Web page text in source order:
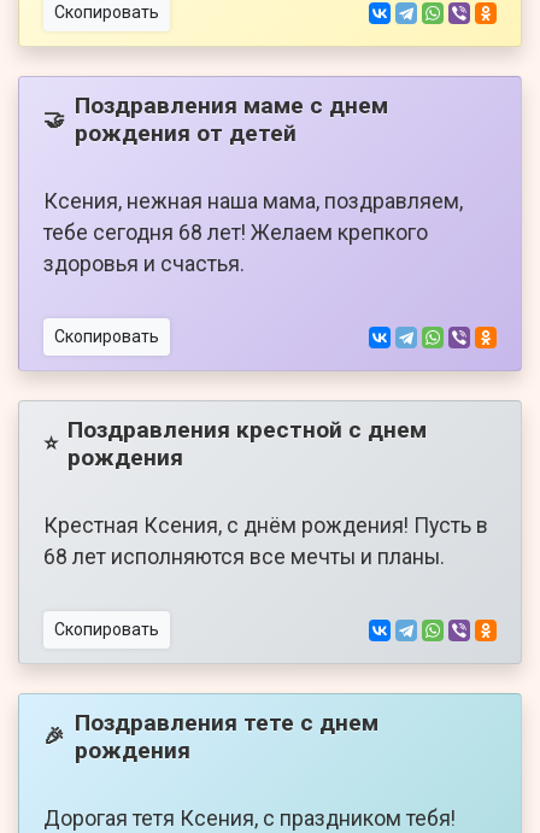
Скопировать
🤝 Поздравления маме с днем
рождения от детей
Ксения, нежная наша мама, поздравляем,
тебе сегодня 68 лет! Желаем крепкого
здоровья и счастья.
Скопировать
⭐ Поздравления крестной с днем
рождения
Крестная Ксения, с днём рождения! Пусть в
68 лет исполняются все мечты и планы.
Скопировать
🎉 Поздравления тете с днем
рождения
Дорогая тетя Ксения, с праздником тебя!